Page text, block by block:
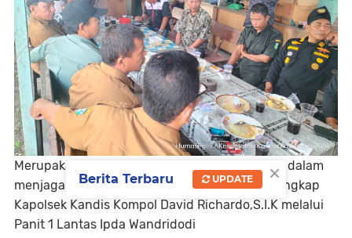
Merupakan salah satu upaya untuk bersinergi dalam
menjaga Kamtibmas di tengah masyarakat," ungkap
Kapolsek Kandis Kompol David Richardo,S.I.K melalui
Panit 1 Lantas Ipda Wandridodi
×
Berita Terbaru UPDATE